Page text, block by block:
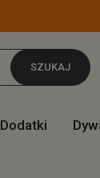
SZUKAJ
Dodatki